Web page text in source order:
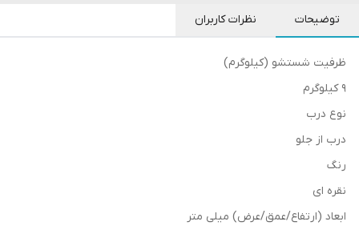
توضیحات نظرات کاربران
ظرفیت شستشو (کیلوگرم)
9 کیلوگرم
نوع درب
درب از جلو
رنگ
نقره ای
ابعاد (ارتفاع/عمق/عرض) میلی متر